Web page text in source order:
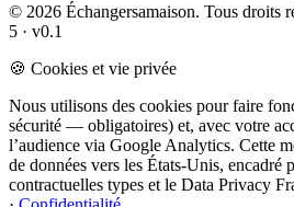
© 2026 Échangersamaison. Tous droits
5 · v0.1
🍪 Cookies et vie privée
Nous utilisons des cookies pour faire
sécurité — obligatoires) et, avec votre
l’audience via Google Analytics. Cette
de données vers les États-Unis, encadré
contractuelles types et le Data Privacy